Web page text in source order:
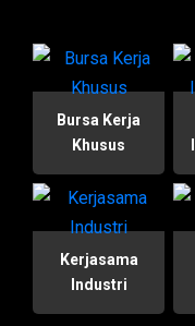
Bursa Kerja
Khusus
Kerjasama
Industri